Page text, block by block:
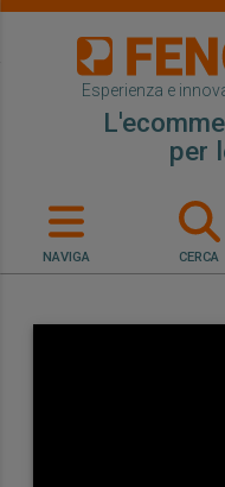
Esperienza e
per
NAVIGA CERCA